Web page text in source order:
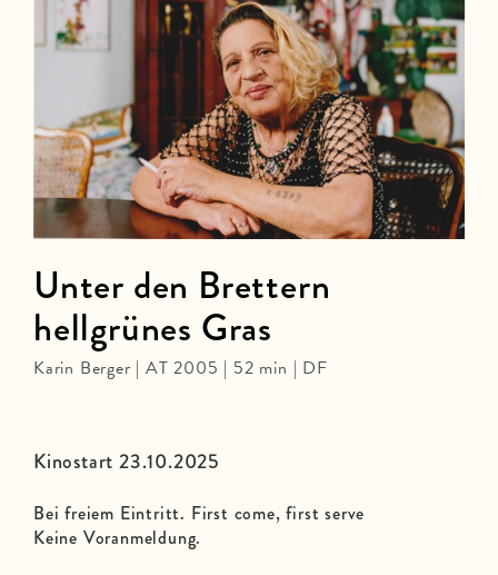
Kinostart 23.10.2025
Bei freiem Eintritt. First come, first serve
Keine Voranmeldung.
Unter den Brettern
hellgrünes Gras
Karin Berger | AT 2005 | 52 min | DF